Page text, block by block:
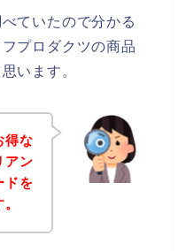
ていたので分かる
プロダクツの商品
います。
得な
アン
ドを